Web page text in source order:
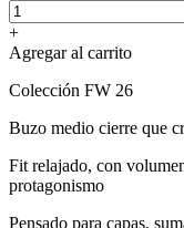
+
Agregar al carrito
Colección FW 26
Buzo medio cierre que
Fit relajado, con
protagonismo
Pensado para capas,